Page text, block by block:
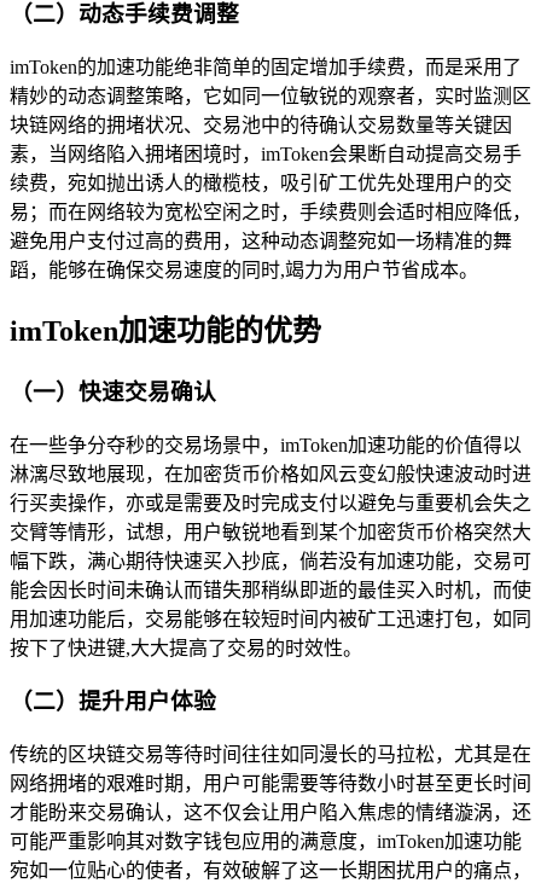
（二）动态手续费调整
imToken的加速功能绝非简单的固定增加手续费，而是采用了
精妙的动态调整策略，它如同一位敏锐的观察者，实时监测区
块链网络的拥堵状况、交易池中的待确认交易数量等关键因
素，当网络陷入拥堵困境时，imToken会果断自动提高交易手
续费，宛如抛出诱人的橄榄枝，吸引矿工优先处理用户的交
易；而在网络较为宽松空闲之时，手续费则会适时相应降低，
避免用户支付过高的费用，这种动态调整宛如一场精准的舞
蹈，能够在确保交易速度的同时,竭力为用户节省成本。
imToken加速功能的优势
（一）快速交易确认
在一些争分夺秒的交易场景中，imToken加速功能的价值得以
淋漓尽致地展现，在加密货币价格如风云变幻般快速波动时进
行买卖操作，亦或是需要及时完成支付以避免与重要机会失之
交臂等情形，试想，用户敏锐地看到某个加密货币价格突然大
幅下跌，满心期待快速买入抄底，倘若没有加速功能，交易可
能会因长时间未确认而错失那稍纵即逝的最佳买入时机，而使
用加速功能后，交易能够在较短时间内被矿工迅速打包，如同
按下了快进键,大大提高了交易的时效性。
（二）提升用户体验
传统的区块链交易等待时间往往如同漫长的马拉松，尤其是在
网络拥堵的艰难时期，用户可能需要等待数小时甚至更长时间
才能盼来交易确认，这不仅会让用户陷入焦虑的情绪漩涡，还
可能严重影响其对数字钱包应用的满意度，imToken加速功能
宛如一位贴心的使者，有效破解了这一长期困扰用户的痛点，